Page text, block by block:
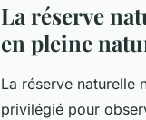
La réserve
en pleine
La réserve naturelle
privilégié pour